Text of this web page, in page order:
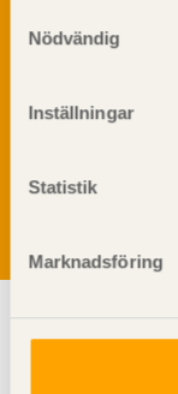
Nödvändig
Inställningar
Statistik
Marknadsföring
Vi värnar om
Läs vår